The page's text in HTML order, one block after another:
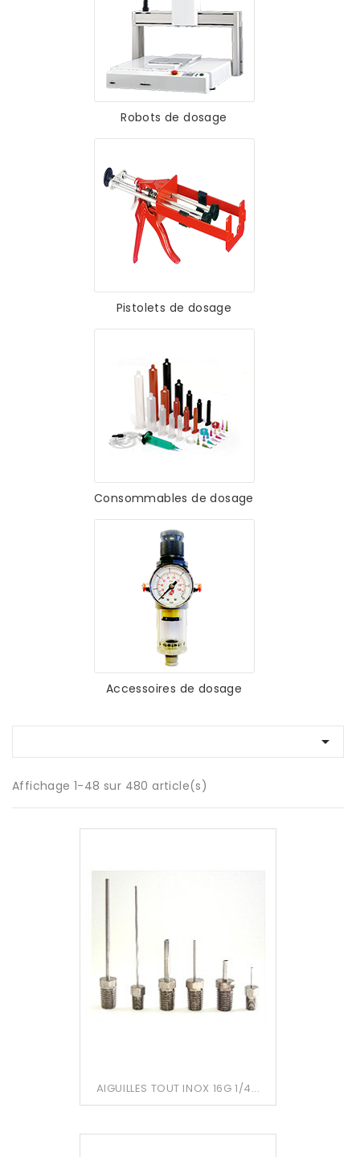
Robots de dosage
Pistolets de dosage
Consommables de dosage
Accessoires de dosage

Affichage 1-48 sur 480 article(s)
AIGUILLES TOUT INOX 16G 1/4...